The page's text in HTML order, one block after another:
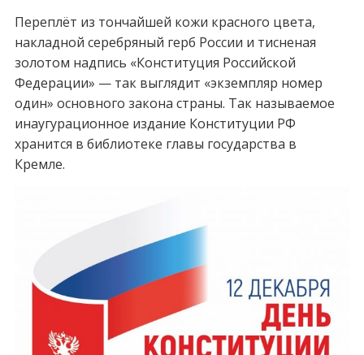
Переплёт из тончайшей кожи красного цвета,
накладной серебряный герб России и тисненая
золотом надпись «Конституция Российской
Федерации» — так выглядит «экземпляр номер
один» основного закона страны. Так называемое
инаугурационное издание Конституции РФ
хранится в библиотеке главы государства в
Кремле.